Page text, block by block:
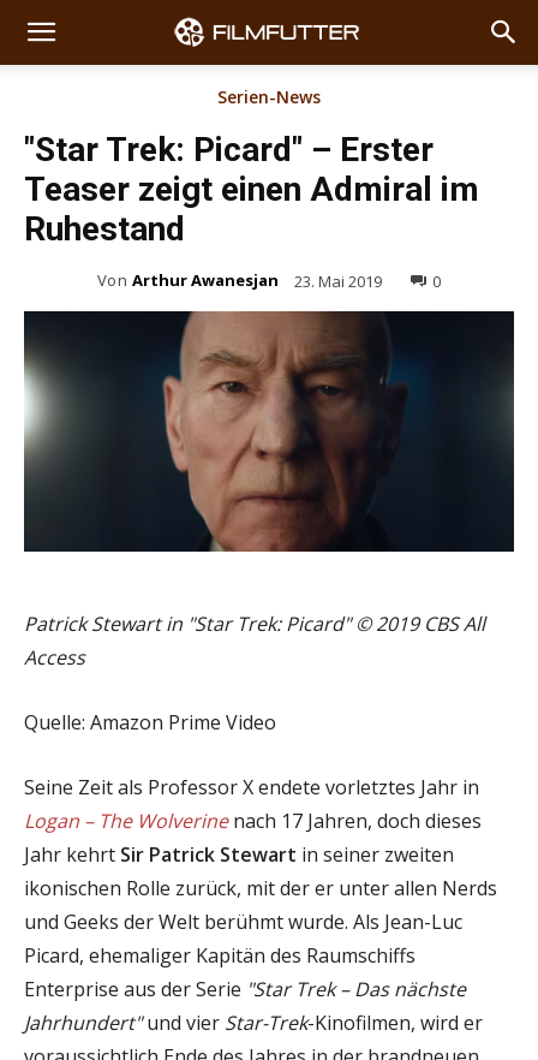
Serien-News
"Star Trek: Picard" – Erster
Teaser zeigt einen Admiral im
Ruhestand
Von Arthur Awanesjan 23. Mai 2019 0
Patrick Stewart in "Star Trek: Picard" © 2019 CBS All
Access
Quelle: Amazon Prime Video
Seine Zeit als Professor X endete vorletztes Jahr in
Logan – The Wolverinenach 17 Jahren, doch dieses
Jahr kehrt Sir Patrick Stewart in seiner zweiten
ikonischen Rolle zurück, mit der er unter allen Nerds
und Geeks der Welt berühmt wurde. Als Jean-Luc
Picard, ehemaliger Kapitän des Raumschiffs
Enterprise aus der Serie "Star Trek – Das nächste
Jahrhundert"und vier Star-Trek-Kinofilmen, wird er